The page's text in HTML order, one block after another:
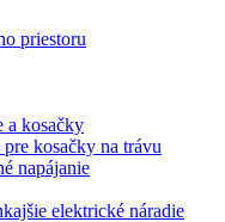
priestoru
a kosačky
kosačky na trávu
napájanie
elektrické náradie